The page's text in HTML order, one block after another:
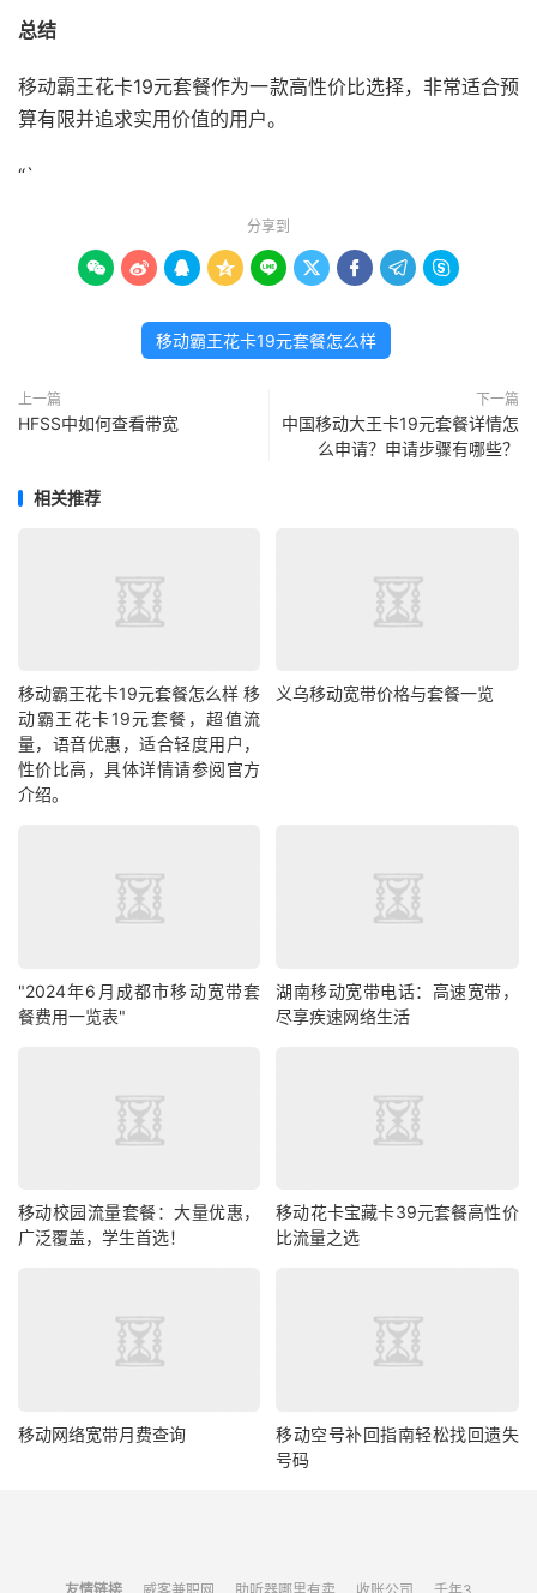
总结
移动霸王花卡19元套餐作为一款高性价比选择，非常适合预
算有限并追求实用价值的用户。
“`
分享到
        
移动霸王花卡19元套餐怎么样
上一篇
HFSS中如何查看带宽
下一篇
中国移动大王卡19元套餐详情怎
么申请？申请步骤有哪些？
相关推荐
移动霸王花卡19元套餐怎么样 移
动霸王花卡19元套餐，超值流
量，语音优惠，适合轻度用户，
性价比高，具体详情请参阅官方
介绍。
义乌移动宽带价格与套餐一览
"2024年6月成都市移动宽带套
餐费用一览表"
湖南移动宽带电话：高速宽带，
尽享疾速网络生活
移动校园流量套餐：大量优惠，
广泛覆盖，学生首选！
移动花卡宝藏卡39元套餐高性价
比流量之选
移动网络宽带月费查询
移动空号补回指南轻松找回遗失
号码